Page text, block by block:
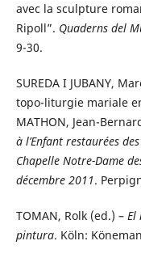
avec la sculpture
Ripoll”. Quaderns del
9-30.
SUREDA I JUBANY,
topo-liturgie mariale
MATHON, Jean-
à l’Enfant restaurées
Chapelle Notre-Dame
décembre 2011.
TOMAN, Rolk (ed.) – El
pintura. Köln: